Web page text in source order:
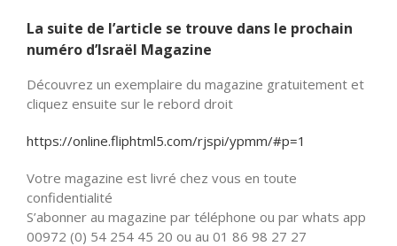
La suite de l’article se trouve dans le prochain
numéro d’Israël Magazine
Découvrez un exemplaire du magazine gratuitement et
cliquez ensuite sur le rebord droit
https://online.fliphtml5.com/rjspi/ypmm/#p=1
Votre magazine est livré chez vous en toute
confidentialité
S’abonner au magazine par téléphone ou par whats app
00972 (0) 54 254 45 20 ou au 01 86 98 27 27